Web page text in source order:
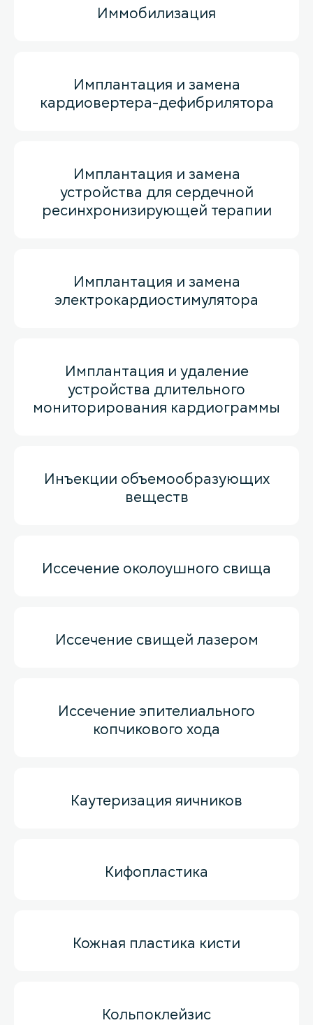
Иммобилизация
Имплантация и замена
кардиовертера-дефибрилятора
Имплантация и замена
устройства для сердечной
ресинхронизирующей терапии
Имплантация и замена
электрокардиостимулятора
Имплантация и удаление
устройства длительного
мониторирования кардиограммы
Инъекции объемообразующих
веществ
Иссечение околоушного свища
Иссечение свищей лазером
Иссечение эпителиального
копчикового хода
Каутеризация яичников
Кифопластика
Кожная пластика кисти
Кольпоклейзис